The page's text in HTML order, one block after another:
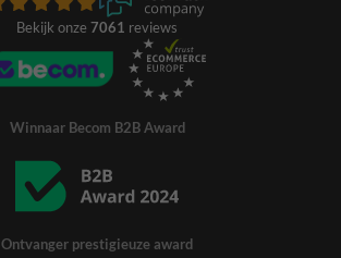
Bekijk onze 7061 reviews
Winnaar Becom B2B Award
Ontvanger prestigieuze award